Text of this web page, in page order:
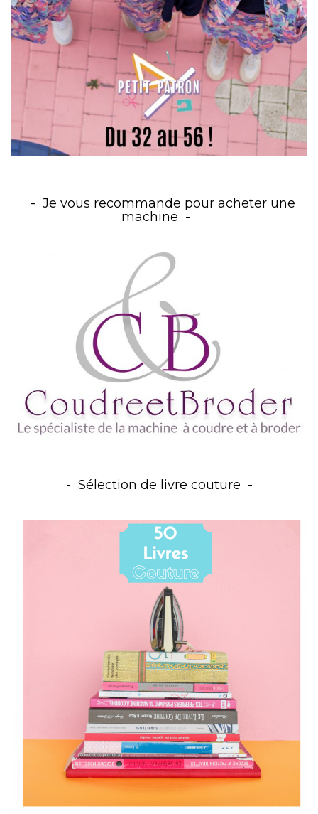
Je vous recommande pour acheter une
machine
Sélection de livre couture